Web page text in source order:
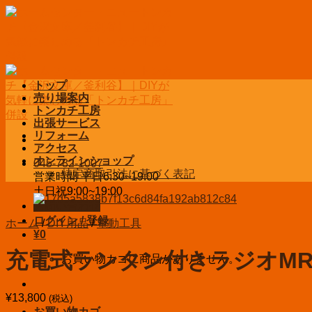
Skip
045-782-1007
営業時間 平日6:30~19:00
土日祝9:00~19:00
お問い合わせ
ログイン / 登録
¥0
お買い物カゴに商品がありません。
トップ
売り場案内
トンカチ工房
出張サービス
リフォーム
アクセス
オンラインショップ
特定商取引法に基づく表記
ホーム / DIY用品 / 電動工具
充電式ランタン付きラジオ
¥13,800 (税込)